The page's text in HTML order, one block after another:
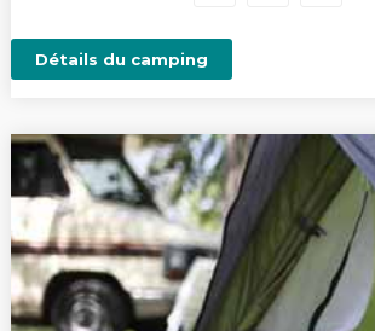
Détails du camping